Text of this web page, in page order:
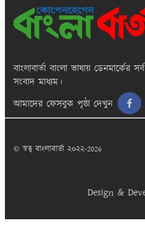
বাংলাবার্তা বাংলা ভাষায় ডেনমার্কের
সংবাদ মাধ্যম।
আমাদের ফেসবুক পৃষ্ঠা দেখুন
© স্বত্ব বাংলাবার্তা ২০২২-2026
Design &